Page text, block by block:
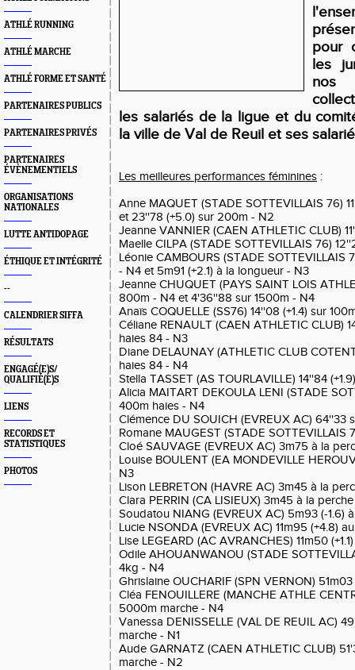
ATHLÉ RUNNING
ATHLÉ MARCHE
ATHLÉ FORME ET SANTÉ
PARTENAIRES PUBLICS
PARTENAIRES PRIVÉS
PARTENAIRES
ÉVÈNEMENTIELS
ORGANISATIONS
NATIONALES
LUTTE ANTIDOPAGE
ÉTHIQUE ET INTÉGRITÉ
--
CALENDRIER SIFFA
RÉSULTATS
ENGAGÉ(E)S/
QUALIFIÉ(E)S
LIENS
RECORDS ET
STATISTIQUES
PHOTOS
pour
les
nos
les salariés de la ligue et du
la ville de Val de Reuil et ses
Les meilleures performances féminines :
Anne MAQUET (STADE SOTTEVILLAIS 76)
et 23''78 (+5.0) sur 200m - N2
Jeanne VANNIER (CAEN ATHLETIC CLUB)
Maelle CILPA (STADE SOTTEVILLAIS 76)
Léonie CAMBOURS (STADE SOTTEVILLAIS
- N4 et 5m91 (+2.1) à la longueur - N3
Jeanne CHUQUET (PAYS SAINT LOIS
800m - N4 et 4'36''88 sur 1500m - N4
Anaïs COQUELLE (SS76) 14''08 (+1.4) sur
Céliane RENAULT (CAEN ATHLETIC CLUB)
haies 84 - N3
Diane DELAUNAY (ATHLETIC CLUB
haies 84 - N4
Stella TASSET (AS TOURLAVILLE) 14''84
Alicia MAITART DEKOULA LENI (STADE
400m haies - N4
Clémence DU SOUICH (EVREUX AC) 64''33
Romane MAUGEST (STADE SOTTEVILLAIS
Cloé SAUVAGE (EVREUX AC) 3m75 à la
Louise BOULENT (EA MONDEVILLE
N3
Lison LEBRETON (HAVRE AC) 3m45 à la
Clara PERRIN (CA LISIEUX) 3m45 à la
Soudatou NIANG (EVREUX AC) 5m93 (-1.6)
Lucie NSONDA (EVREUX AC) 11m95 (+4.8)
Lise LEGEARD (AC AVRANCHES) 11m50
Odile AHOUANWANOU (STADE
4kg - N4
Ghrislaine OUCHARIF (SPN VERNON)
Cléa FENOUILLERE (MANCHE ATHLE
5000m marche - N4
Vanessa DENISSELLE (VAL DE REUIL AC)
marche - N1
Aude GARNATZ (CAEN ATHLETIC CLUB)
marche - N2